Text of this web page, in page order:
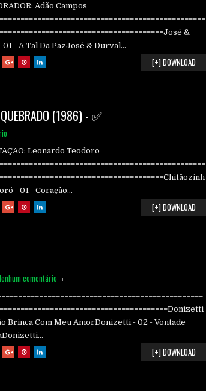
Adão Campos
&
- A Tal Da PazJosé & Durval...
[+] DOWNLOAD
(1986) - ✅
Leonardo Teodoro
- 01 - Coraçâo...
[+] DOWNLOAD
comentário
Brinca Com Meu AmorDonizetti - 02 - Vontade
[+] DOWNLOAD